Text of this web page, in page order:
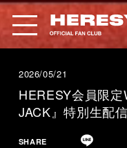
2026/05/21
HERESY会員限
JACK』特別生配
SHARE